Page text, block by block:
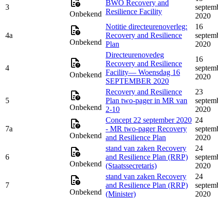
3
Onbekend
BWO Recovery and
Resilience Facility
2020
4a
Onbekend
Notitie directeurenoverleg:
Recovery and Resilience
Plan
16
2020
4
Onbekend
Directeurenovedeg
Recovery and Resilience
Facility— Woensdag 16
SEPTEMBER 2020
16
2020
5
Onbekend
Recovery and Resilience
Plan two-pager in MR van
2-10
23
2020
7a
Onbekend
Concept 22 september 2020
- MR two-pager Recovery
and Resilience Plan
24
2020
6
Onbekend
stand van zaken Recovery
and Resilience Plan (RRP)
(Staatssecretaris)
24
2020
7
Onbekend
stand van zaken Recovery
and Resilience Plan (RRP)
(Minister)
24
2020